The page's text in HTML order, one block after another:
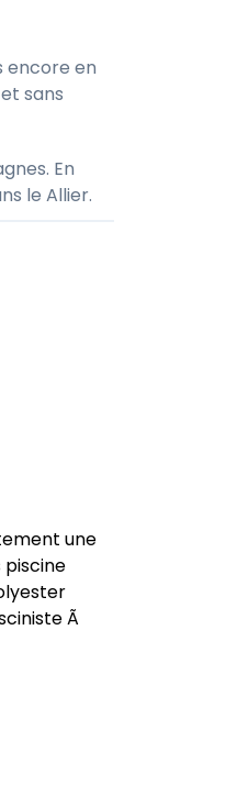
encore en
sans
En
le Allier.
une
piscine
Ã